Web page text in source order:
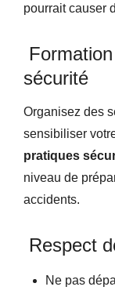
pourrait causer
sécurité
Organisez des
sensibiliser
pratiques
niveau de
accidents.
Respect
Ne pas